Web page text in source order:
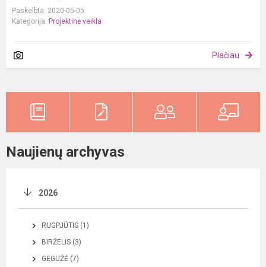
Paskelbta: 2020-05-05
Kategorija: Projektinė veikla
Plačiau
Naujienų archyvas
2026
RUGPJŪTIS (1)
BIRŽELIS (3)
GEGUŽĖ (7)